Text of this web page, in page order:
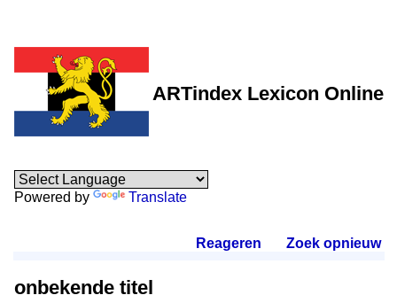
ARTindex Lexicon Online
Powered by Translate
Reageren Zoek opnieuw.
onbekende titel